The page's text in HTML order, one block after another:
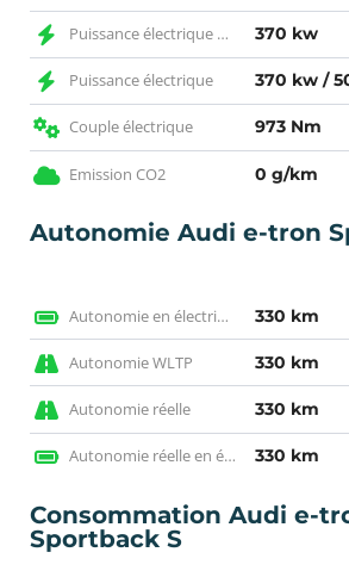
Puissance électrique KW 370 kw
Puissance électrique 370 kw /
Couple électrique 973 Nm
Emission CO2 0 g/km
Autonomie Audi e-tron
Autonomie en électrique WLTP 330 km
Autonomie WLTP 330 km
Autonomie réelle 330 km
Autonomie réelle en électrique 330 km
Consommation Audi e-
Sportback S